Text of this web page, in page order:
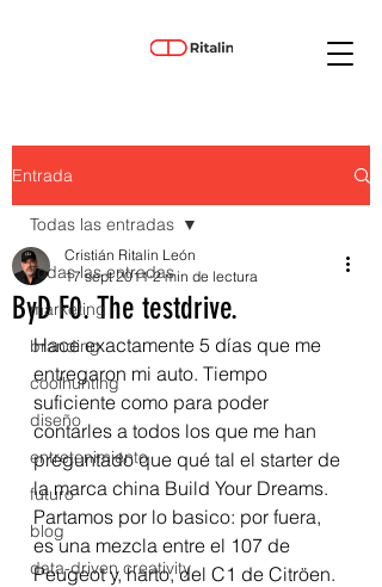
Entrada
Todas las entradas
marketing
branding
coolhunting
diseño
entretenimiento
futuro
blog
data-driven creativity
Todas las entradas
ByD F0. The testdrive.
Cristián Ritalin León
17 sept 2011 2 min de lectura
Hace exactamente 5 días que me
entregaron mi auto. Tiempo
suficiente como para poder
contarles a todos los que me han
preguntado que qué tal el starter de
la marca china Build Your Dreams.
Partamos por lo basico: por fuera,
es una mezcla entre el 107 de
Peugeot y, harto, del C1 de Citröen.